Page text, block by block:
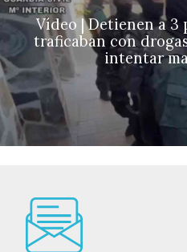
Vídeo | Detienen a 3
traficaban con
intentar